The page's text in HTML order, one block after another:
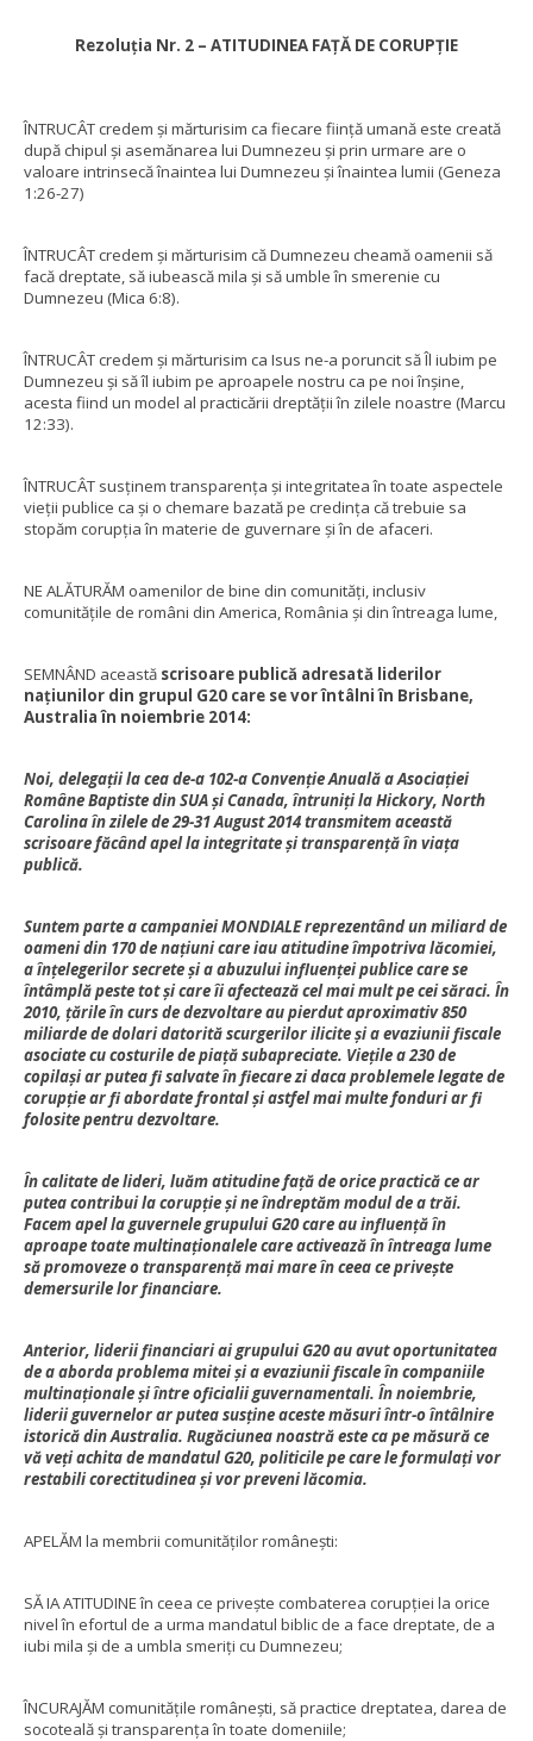
Rezoluția Nr. 2 – ATITUDINEA FAȚĂ DE CORUPȚIE
ÎNTRUCÂT credem și mărturisim ca fiecare ființă umană este creată
după chipul și asemănarea lui Dumnezeu și prin urmare are o
valoare intrinsecă înaintea lui Dumnezeu și înaintea lumii (Geneza
1:26-27)
ÎNTRUCÂT credem și mărturisim că Dumnezeu cheamă oamenii să
facă dreptate, să iubească mila și să umble în smerenie cu
Dumnezeu (Mica 6:8).
ÎNTRUCÂT credem și mărturisim ca Isus ne-a poruncit să Îl iubim pe
Dumnezeu și să îl iubim pe aproapele nostru ca pe noi înșine,
acesta fiind un model al practicării dreptății în zilele noastre (Marcu
12:33).
ÎNTRUCÂT susținem transparența și integritatea în toate aspectele
vieții publice ca și o chemare bazată pe credința că trebuie sa
stopăm corupția în materie de guvernare și în de afaceri.
NE ALĂTURĂM oamenilor de bine din comunități, inclusiv
comunitățile de români din America, România și din întreaga lume,
SEMNÂND această scrisoare publică adresată liderilor
națiunilor din grupul G20 care se vor întâlni în Brisbane,
Australia în noiembrie 2014:
Noi, delegații la cea de-a 102-a Convenție Anuală a Asociației
Române Baptiste din SUA și Canada, întruniți la Hickory, North
Carolina în zilele de 29-31 August 2014 transmitem această
scrisoare făcând apel la integritate și transparență în viața
publică.
Suntem parte a campaniei MONDIALE reprezentând un miliard de
oameni din 170 de națiuni care iau atitudine împotriva lăcomiei,
a înțelegerilor secrete și a abuzului influenței publice care se
întâmplă peste tot și care îi afectează cel mai mult pe cei săraci. În
2010, țările în curs de dezvoltare au pierdut aproximativ 850
miliarde de dolari datorită scurgerilor ilicite și a evaziunii fiscale
asociate cu costurile de piață subapreciate. Viețile a 230 de
copilași ar putea fi salvate în fiecare zi daca problemele legate de
corupție ar fi abordate frontal și astfel mai multe fonduri ar fi
folosite pentru dezvoltare.
În calitate de lideri, luăm atitudine față de orice practică ce ar
putea contribui la corupție și ne îndreptăm modul de a trăi.
Facem apel la guvernele grupului G20 care au influență în
aproape toate multinaționalele care activează în întreaga lume
să promoveze o transparență mai mare în ceea ce privește
demersurile lor financiare.
Anterior, liderii financiari ai grupului G20 au avut oportunitatea
de a aborda problema mitei și a evaziunii fiscale în companiile
multinaționale și între oficialii guvernamentali. În noiembrie,
liderii guvernelor ar putea susține aceste măsuri într-o întâlnire
istorică din Australia. Rugăciunea noastră este ca pe măsură ce
vă veți achita de mandatul G20, politicile pe care le formulați vor
restabili corectitudinea și vor preveni lăcomia.
APELĂM la membrii comunităților românești:
SĂ IA ATITUDINE în ceea ce privește combaterea corupției la orice
nivel în efortul de a urma mandatul biblic de a face dreptate, de a
iubi mila și de a umbla smeriți cu Dumnezeu;
ÎNCURAJĂM comunitățile românești, să practice dreptatea, darea de
socoteală și transparența în toate domeniile;